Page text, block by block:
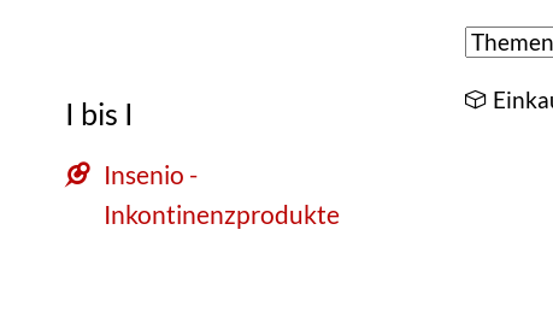
I bis I
Insenio -
Inkontinenzprodukte